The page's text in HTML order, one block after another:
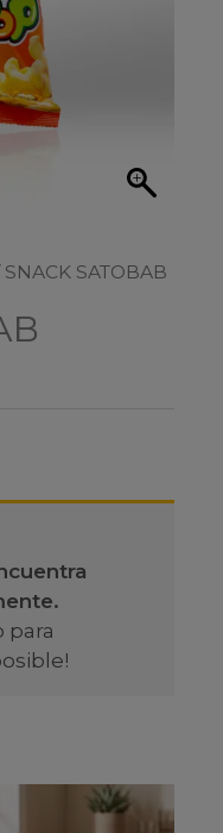
SNACK SATOBAB
para